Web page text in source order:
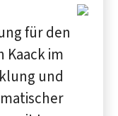
für den
Kaack im
und